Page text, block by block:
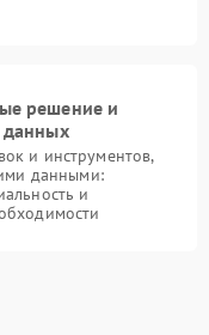
решение и
данных
и инструментов,
данными:
и